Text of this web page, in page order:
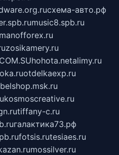
схема-авто.рф
music8.spb.ru
zosikamery.ru
hohota.netalimy.ru
otdelkaexp.ru
kosmoscreative.ru
tiffany-c.ru
галактика73.рф
fotsis.rutesiaes.ru
mossilver.ru